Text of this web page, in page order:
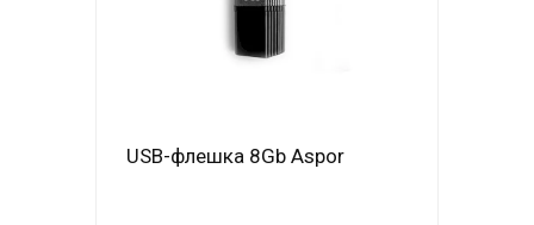
USB-флешка 8Gb Aspor